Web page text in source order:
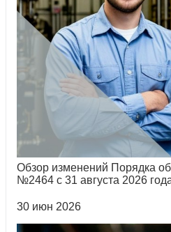
Обзор изменений Порядка
№2464 с 31 августа 2026
30 июн 2026